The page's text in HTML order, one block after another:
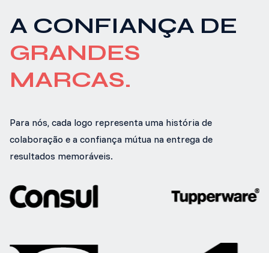
A CONFIANÇA DE
GRANDES
MARCAS.
Para nós, cada logo representa uma história de
colaboração e a confiança mútua na entrega de
resultados memoráveis.